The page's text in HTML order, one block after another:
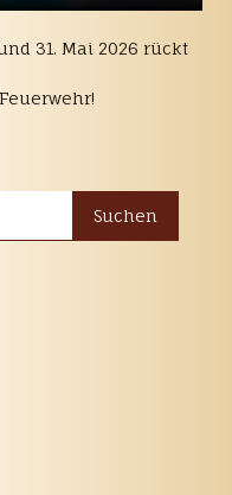
31. Mai 2026 rückt
Suchen